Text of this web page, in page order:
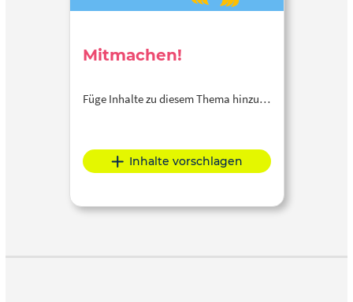
Mitmachen!
Füge Inhalte zu diesem Thema hinzu…
Inhalte vorschlagen